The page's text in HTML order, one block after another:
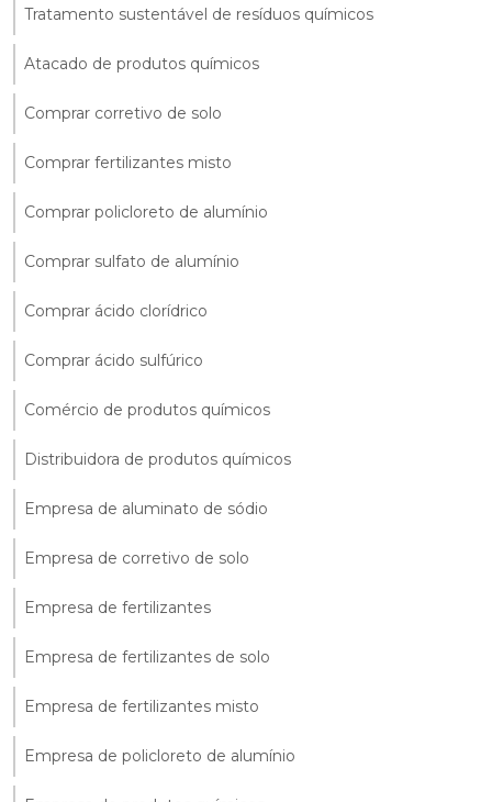
Tratamento sustentável de resíduos químicos
Atacado de produtos químicos
Comprar corretivo de solo
Comprar fertilizantes misto
Comprar policloreto de alumínio
Comprar sulfato de alumínio
Comprar ácido clorídrico
Comprar ácido sulfúrico
Comércio de produtos químicos
Distribuidora de produtos químicos
Empresa de aluminato de sódio
Empresa de corretivo de solo
Empresa de fertilizantes
Empresa de fertilizantes de solo
Empresa de fertilizantes misto
Empresa de policloreto de alumínio